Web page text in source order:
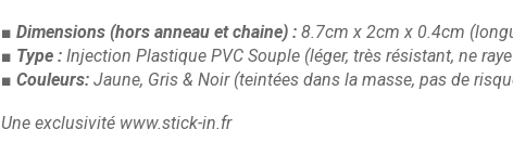
■ Dimensions (hors anneau et chaine) : 8.7cm x 2cm x 0.4cm
■ Type : Injection Plastique PVC Souple (léger, très résistant, ne
■ Couleurs: Jaune, Gris & Noir (teintées dans la masse, pas de
Une exclusivité www.stick-in.fr